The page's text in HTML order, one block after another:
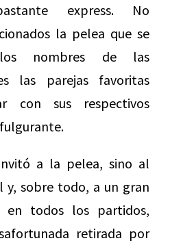
express. No
la pelea que se
nombres de las
las parejas favoritas
con sus respectivos
a la pelea, sino al
sobre todo, a un gran
en todos los partidos,
retirada por